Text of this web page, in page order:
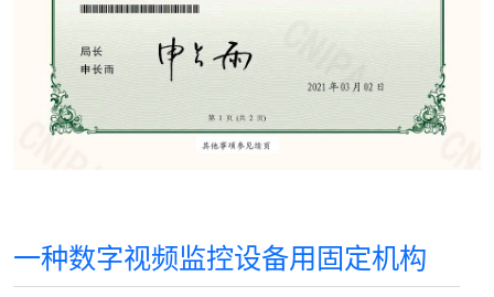
一种数字视频监控设备用固定机构